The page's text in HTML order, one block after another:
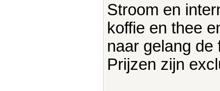
Stroom en
koffie en thee
naar gelang
Prijzen zijn